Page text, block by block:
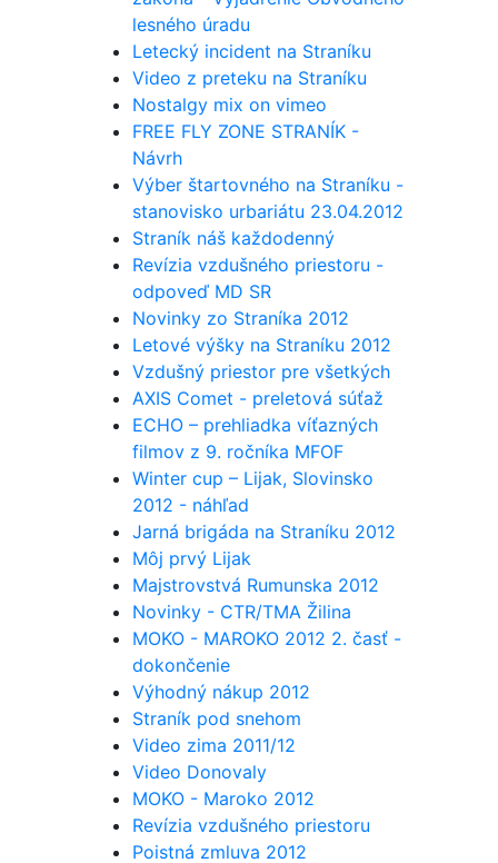
lesného úradu
Letecký incident na Straníku
Video z preteku na Straníku
Nostalgy mix on vimeo
FREE FLY ZONE STRANÍK -
Návrh
Výber štartovného na Straníku -
stanovisko urbariátu 23.04.2012
Straník náš každodenný
Revízia vzdušného priestoru -
odpoveď MD SR
Novinky zo Straníka 2012
Letové výšky na Straníku 2012
Vzdušný priestor pre všetkých
AXIS Comet - preletová súťaž
ECHO – prehliadka víťazných
filmov z 9. ročníka MFOF
Winter cup – Lijak, Slovinsko
2012 - náhľad
Jarná brigáda na Straníku 2012
Môj prvý Lijak
Majstrovstvá Rumunska 2012
Novinky - CTR/TMA Žilina
MOKO - MAROKO 2012 2. časť -
dokončenie
Výhodný nákup 2012
Straník pod snehom
Video zima 2011/12
Video Donovaly
MOKO - Maroko 2012
Revízia vzdušného priestoru
Poistná zmluva 2012